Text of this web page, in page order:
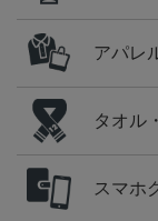
アパレ
タオル
スマホ